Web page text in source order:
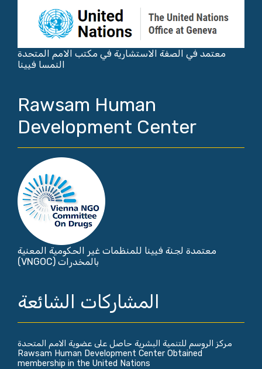
معتمد في الصفة الاستشارية في مكتب الامم المتحدة
النمسا فيينا
Rawsam Human
Development Center
معتمدة لجنة فيينا للمنظمات غير الحكومية المعنية
بالمخدرات (VNGOC)
المشاركات الشائعة
مركز الروسم للتنمية البشرية حاصل على عضوية الامم المتحدة
Rawsam Human Development Center Obtained
membership in the United Nations